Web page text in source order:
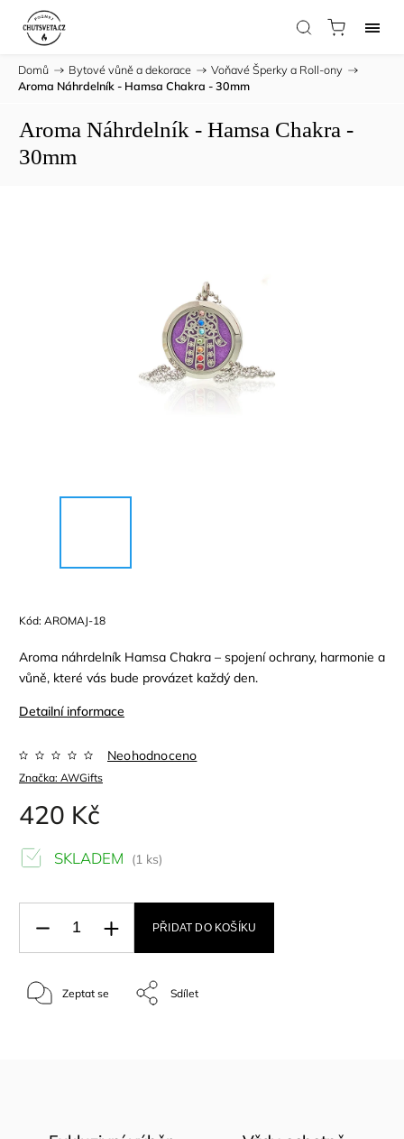
Domů / Bytové vůně a dekorace / Voňavé Šperky a Roll-ony /
Aroma Náhrdelník - Hamsa Chakra - 30mm
Aroma Náhrdelník - Hamsa Chakra -
30mm
Kód: AROMAJ-18
Aroma náhrdelník Hamsa Chakra – spojení ochrany, harmonie a
vůně, které vás bude provázet každý den.
Detailní informace
Značka: AWGifts
Neohodnoceno
420 Kč
SKLADEM (1 ks)
PŘIDAT DO KOŠÍKU
Zeptat se Sdílet